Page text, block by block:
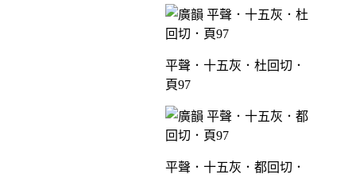
平聲．十五灰．杜回切．
頁97
平聲．十五灰．都回切．